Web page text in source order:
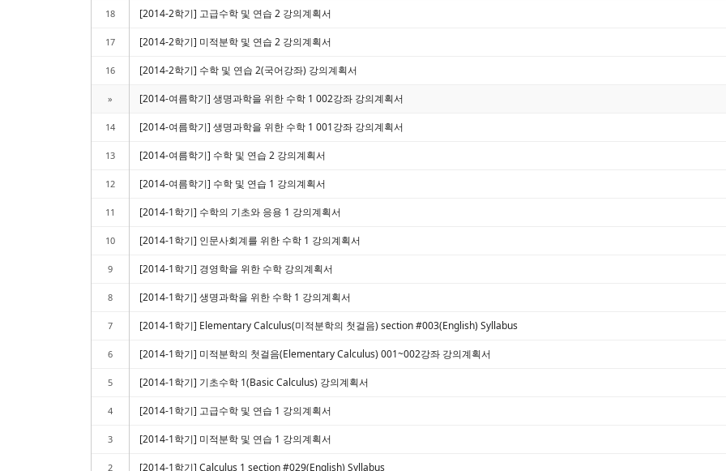
18 [2014-2학기] 고급수학 및 연습 2 강의계획서
17 [2014-2학기] 미적분학 및 연습 2 강의계획서
16 [2014-2학기] 수학 및 연습 2(국어강좌) 강의계획서
» [2014-여름학기] 생명과학을 위한 수학 1 002강좌 강의계획서
14 [2014-여름학기] 생명과학을 위한 수학 1 001강좌 강의계획서
13 [2014-여름학기] 수학 및 연습 2 강의계획서
12 [2014-여름학기] 수학 및 연습 1 강의계획서
11 [2014-1학기] 수학의 기초와 응용 1 강의계획서
10 [2014-1학기] 인문사회계를 위한 수학 1 강의계획서
9 [2014-1학기] 경영학을 위한 수학 강의계획서
8 [2014-1학기] 생명과학을 위한 수학 1 강의계획서
7 [2014-1학기] Elementary Calculus(미적분학의 첫걸음) section #003(English) Syllabus
6 [2014-1학기] 미적분학의 첫걸음(Elementary Calculus) 001~002강좌 강의계획서
5 [2014-1학기] 기초수학 1(Basic Calculus) 강의계획서
4 [2014-1학기] 고급수학 및 연습 1 강의계획서
3 [2014-1학기] 미적분학 및 연습 1 강의계획서
2 [2014-1학기] Calculus 1 section #029(English) Syllabus